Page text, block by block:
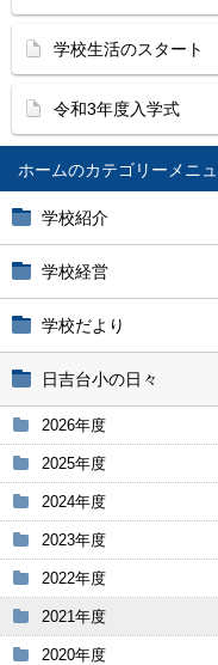
ホーム
学校紹介
学校経営
学校だより
日吉台小の日々
2026年度
2025年度
2024年度
2023年度
2022年度
2021年度
2020年度
学校生活のスタート
令和3年度入学式